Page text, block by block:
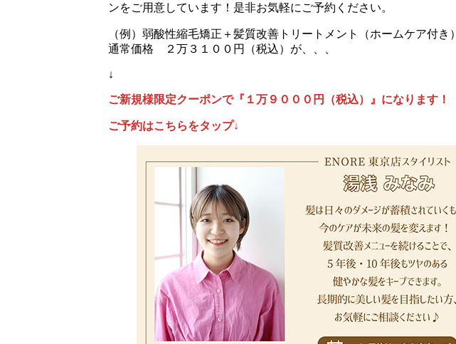
ンをご用意しています！是非お気軽にご予約ください。
（例）弱酸性縮毛矯正＋髪質改善トリートメント（ホームケア付き）
通常価格 ２万３１００円（税込）が、、、
↓
ご新規様限定クーポンで『１万９０００円（税込）』になります！
ご予約はこちらをタップ↓